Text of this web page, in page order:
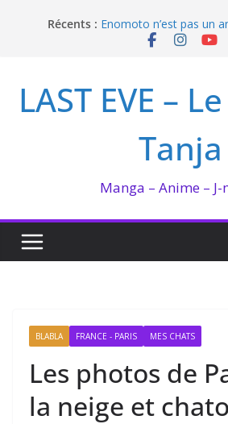
Récents : Enomoto n’est pas un
QUEEN BEE enflamme
I’m not in love de Zeniko
LAST EVE –
Tanja
Manga – Anime –
BLABLA FRANCE - PARIS MES CHATS
Les photos de
la neige et